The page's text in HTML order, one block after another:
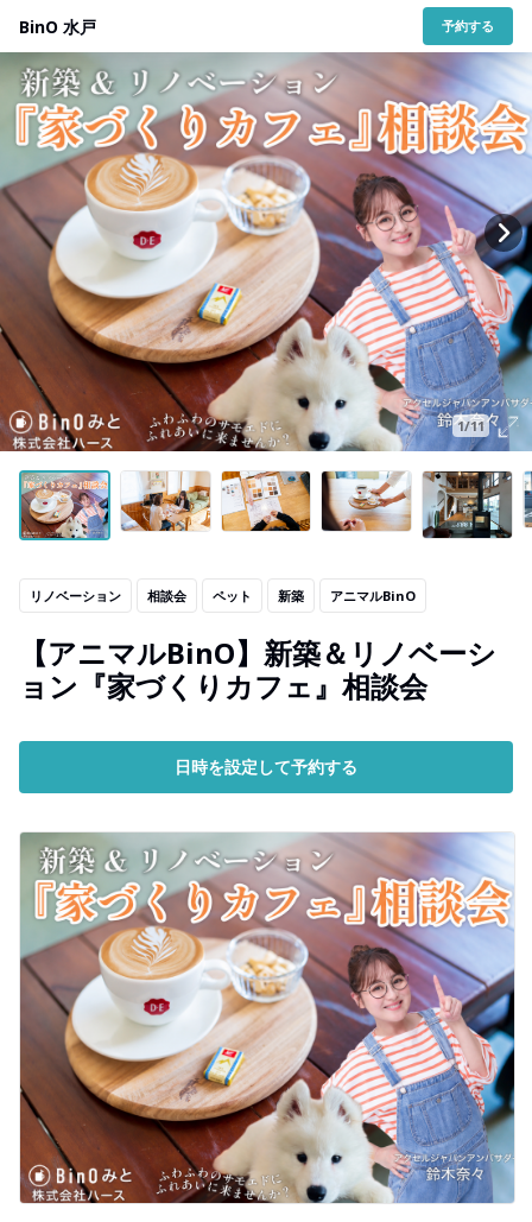
BinO 水戸 予約する
1/11
リノベーション 相談会 ペット 新築 アニマルBinO
【アニマルBinO】新築＆リノベーシ
ョン『家づくりカフェ』相談会
日時を設定して予約する